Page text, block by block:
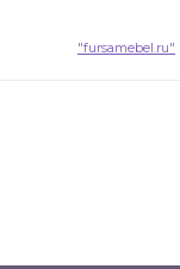
"fursamebel.ru"